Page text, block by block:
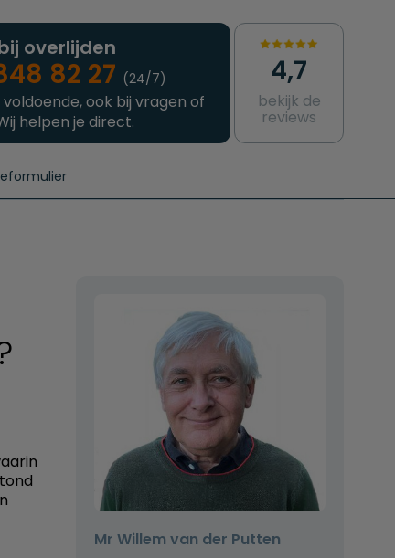
overlijden
82 27 (24/7)
ook bij vragen of
helpen je direct.
4,7
bekijk de
reviews
Mr Willem van der Putten